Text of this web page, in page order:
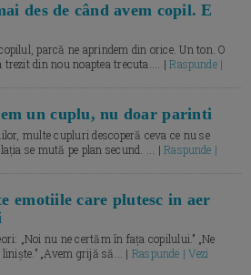
des de când avem copil. E
parcă ne aprindem din orice. Un ton. O
trezit din nou noaptea trecuta.... |Raspunde |
un cuplu, nu doar parinti
multe cupluri descoperă ceva ce nu se
se mută pe plan secund. ... |Raspunde |
emotiile care plutesc in aer
„Noi nu ne certăm în fața copilului.” „Ne
„Avem grijă să... | Raspunde | Vezi